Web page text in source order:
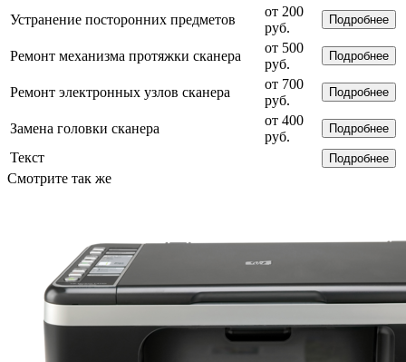
Устранение посторонних предметов
от 200
руб.
Подробнее
Ремонт механизма протяжки сканера
от 500
руб.
Подробнее
Ремонт электронных узлов сканера
от 700
руб.
Подробнее
Замена головки сканера
от 400
руб.
Подробнее
Текст Подробнее
Смотрите так же